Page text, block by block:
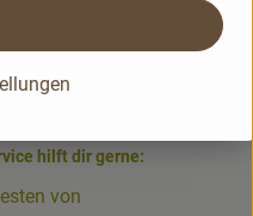
hilft dir gerne:
von